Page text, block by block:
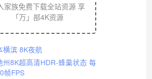
家族免费下载全站资源 享
「万」部4K资源
横滨 8K夜航
州8K超高清HDR-蜂巢状态 每
帧FPS